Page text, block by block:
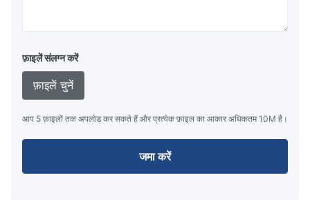
फ़ाइलें संलग्न करें
फ़ाइलें चुनें
आप 5 फ़ाइलों तक अपलोड कर सकते हैं और प्रत्येक फ़ाइल का आकार अधिकतम 10M है।
जमा करें